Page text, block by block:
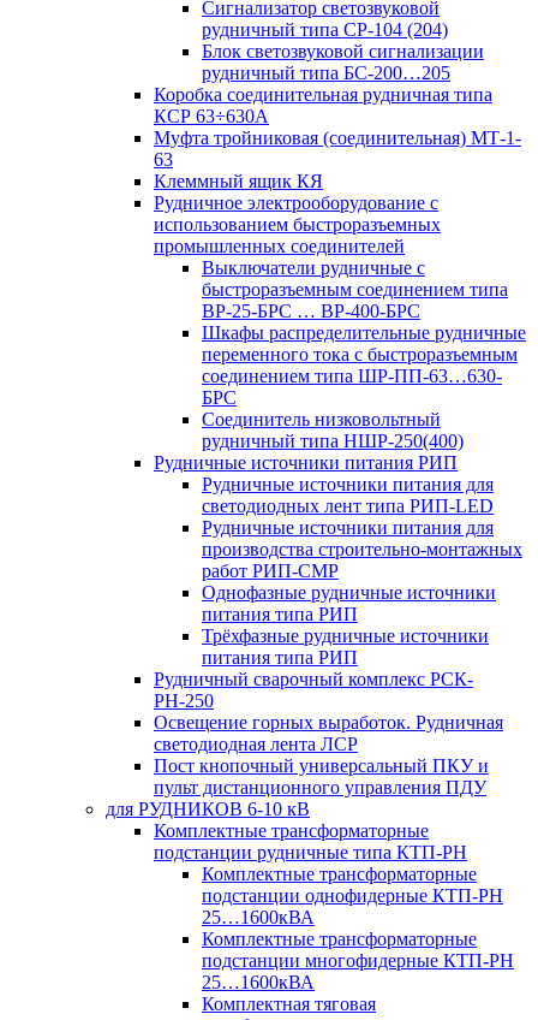
Сигнализатор светозвуковой
рудничный типа СР-104 (204)
Блок светозвуковой сигнализации
рудничный типа БС-200…205
Коробка соединительная рудничная типа
КСР 63÷630А
Муфта тройниковая (соединительная) МТ-1-
63
Клеммный ящик КЯ
Рудничное электрооборудование с
использованием быстроразъемных
промышленных соединителей
Выключатели рудничные с
быстроразъемным соединением типа
ВР-25-БРС … ВР-400-БРС
Шкафы распределительные рудничные
переменного тока с быстроразъемным
соединением типа ШР-ПП-63…630-
БРС
Соединитель низковольтный
рудничный типа НШР-250(400)
Рудничные источники питания РИП
Рудничные источники питания для
светодиодных лент типа РИП-LED
Рудничные источники питания для
производства строительно-монтажных
работ РИП-СМР
Однофазные рудничные источники
питания типа РИП
Трёхфазные рудничные источники
питания типа РИП
Рудничный сварочный комплекс РСК-
РН-250
Освещение горных выработок. Рудничная
светодиодная лента ЛСР
Пост кнопочный универсальный ПКУ и
пульт дистанционного управления ПДУ
для РУДНИКОВ 6-10 кВ
Комплектные трансформаторные
подстанции рудничные типа КТП-РН
Комплектные трансформаторные
подстанции однофидерные КТП-РН
25…1600кВА
Комплектные трансформаторные
подстанции многофидерные КТП-РН
25…1600кВА
Комплектная тяговая